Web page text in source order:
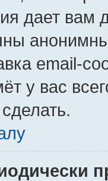
дает вам
email-
у вас